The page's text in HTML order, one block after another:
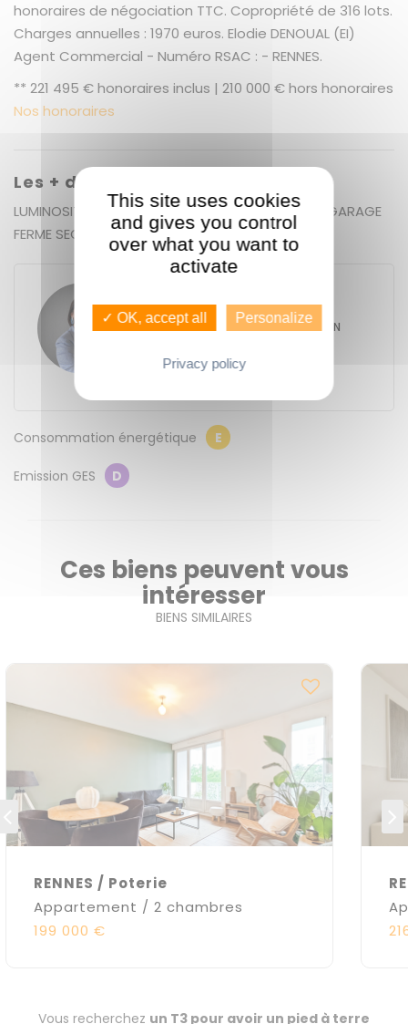
honoraires de négociation TTC. Copropriété de 316 lots.
Charges annuelles : 1970 euros. Elodie DENOUAL (EI)
Agent Commercial - Numéro RSAC : - RENNES.
** 221 495 € honoraires inclus | 210 000 € hors honoraires
Nos honoraires
Les + du bien
LUMINOSITE - PROXIMITE GARE ET COMMERCES - GARAGE
FERME SECURISE
Elodie DENOUAL
GUENNO - GUENNO SAINT-MARTIN
35000
Rennes
Contacter l'agence
Consommation énergétique E
Emission GES D
Ces biens peuvent vous
intéresser
BIENS SIMILAIRES
RENNES / Poterie
Appartement / 2 chambres
199 000 €
Vous recherchez un T3 pour avoir un pied à terre
This site uses cookies
and gives you control
over what you want to
activate
✓ OK, accept all Personalize
Privacy policy